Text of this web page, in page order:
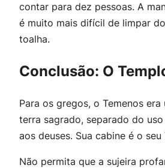
contar para dez pessoas. A
é muito mais difícil de limpar
toalha.
Conclusão: O
Para os gregos, o Temenos era
terra sagrado, separado do
aos deuses. Sua cabine é o seu
Não permita que a sujeira